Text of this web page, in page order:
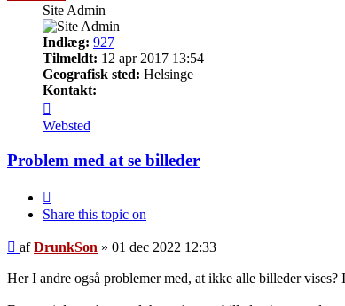
Site Admin
Indlæg: 927
Tilmeldt: 12 apr 2017 13:54
Geografisk sted: Helsinge
Kontakt:
DrunkSon
Websted
Problem med at se billeder
Share this topic on
Indlæg
afDrunkSon » 01 dec 2022 12:33
Her I andre også problemer med, at ikke alle billeder vises?